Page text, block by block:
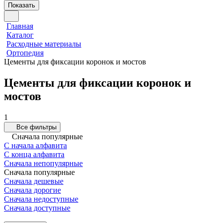
Показать
Главная
Каталог
Расходные материалы
Ортопедия
Цементы для фиксации коронок и мостов
Цементы для фиксации коронок и
мостов
1
Все фильтры
Сначала популярные
С начала алфавита
С конца алфавита
Сначала непопулярные
Сначала популярные
Сначала дешевые
Сначала дорогие
Сначала недоступные
Сначала доступные